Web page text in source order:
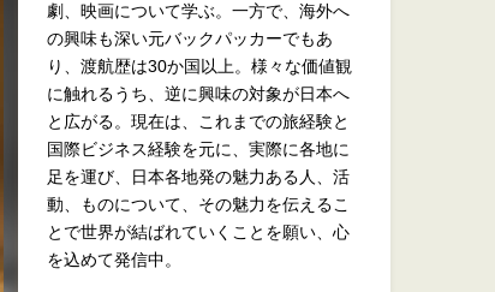
劇、映画について学ぶ。一方で、海外へ
の興味も深い元バックパッカーでもあ
り、渡航歴は30か国以上。様々な価値観
に触れるうち、逆に興味の対象が日本へ
と広がる。現在は、これまでの旅経験と
国際ビジネス経験を元に、実際に各地に
足を運び、日本各地発の魅力ある人、活
動、ものについて、その魅力を伝えるこ
とで世界が結ばれていくことを願い、心
を込めて発信中。